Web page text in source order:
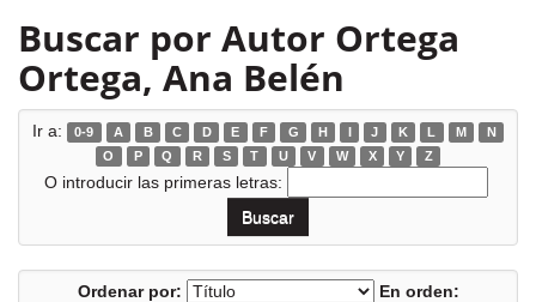
Buscar por Autor Ortega
Ortega, Ana Belén
Ir a: 0-9 A B C D E F G H I J K L M
N
O
P Q R S T U V W X Y Z
O introducir las primeras letras:
Ordenar por:
En orden: